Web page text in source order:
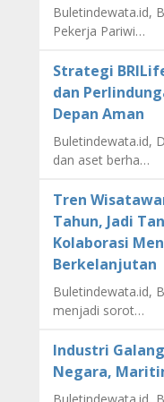
Buletindewata.id,
Pekerja Pariwi…
Strategi
dan
Depan Aman
Buletindewata.id,
dan aset berha…
Tren
Tahun, Jadi
Kolaborasi
Berkelanjutan
Buletindewata.id,
menjadi sorot…
Industri
Negara,